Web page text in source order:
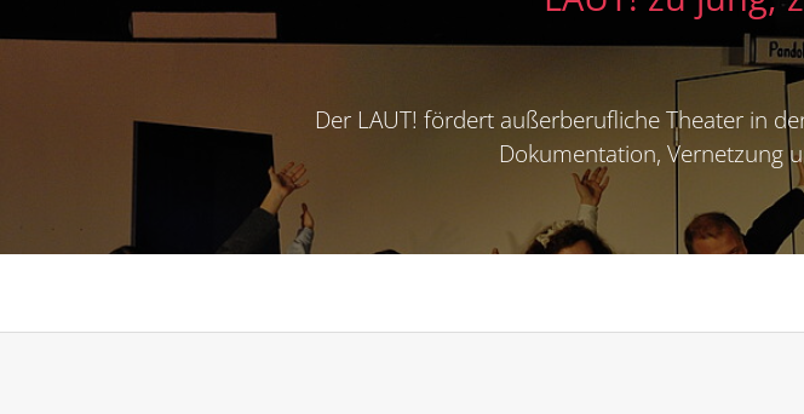
Der LAUT! fördert außerberufliche Theater in
Dokumentation, Vernetzung